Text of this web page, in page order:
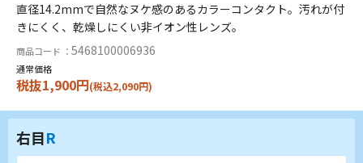
直径14.2mmで自然なヌケ感のあるカラーコンタクト。汚れが付
きにくく、乾燥しにくい非イオン性レンズ。
商品コード ： 5468100006936
通常価格
税抜1,900円(税込2,090円)
右目R